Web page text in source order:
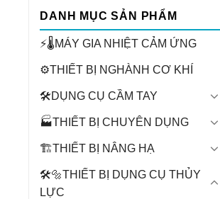
DANH MỤC SẢN PHẨM
⚡🌡️MÁY GIA NHIỆT CẢM ỨNG
⚙️THIẾT BỊ NGHÀNH CƠ KHÍ
🛠️DỤNG CỤ CẦM TAY
🏭THIẾT BỊ CHUYÊN DỤNG
🏗️THIẾT BỊ NÂNG HẠ
🛠️🔩THIẾT BỊ DỤNG CỤ THỦY
LỰC